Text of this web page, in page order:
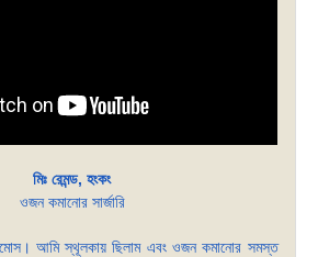
মিঃ রেমন্ড, হংকং
ওজন কমানোর সার্জারি
আমি স্থূলকায় ছিলাম এবং ওজন কমানোর সমস্ত